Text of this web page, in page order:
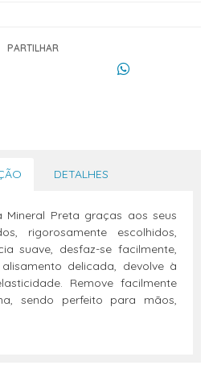
PARTILHAR
DETALHES
Mineral Preta graças aos seus
rigorosamente escolhidos,
suave, desfaz-se facilmente,
delicada, devolve à
Remove facilmente
sendo perfeito para mãos,